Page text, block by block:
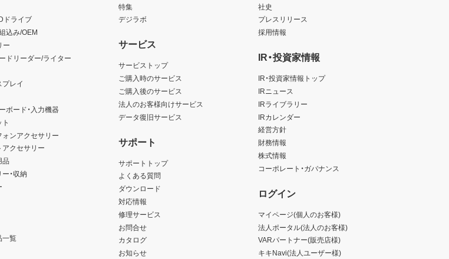
ドライブ
込み/OEM
ー
ドリーダー/ライター
レイ
ボード・入力機器
ンアクセサリー
クセサリー
品
・収納
覧
特集
デジラボ
サービス
サービストップ
ご購入時のサービス
ご購入後のサービス
法人のお客様向けサービス
データ復旧サービス
サポート
サポートトップ
よくある質問
ダウンロード
対応情報
修理サービス
お問合せ
カタログ
お知らせ
社史
プレスリリース
採用情報
IR・投資家情報
IR・投資家情報トップ
IRニュース
IRライブラリー
IRカレンダー
経営方針
財務情報
株式情報
コーポレート・ガバナンス
ログイン
マイページ(個人のお客様)
法人ポータル(法人のお客様)
VARパートナー(販売店様)
キキNavi(法人ユーザー様)